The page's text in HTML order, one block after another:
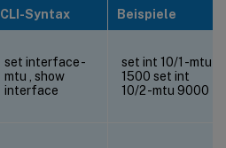
CLI-Syntax Beispiele
set interface-
mtu
, show
interface
set int 10/1 -mtu
1500 set int
10/2 -mtu 9000